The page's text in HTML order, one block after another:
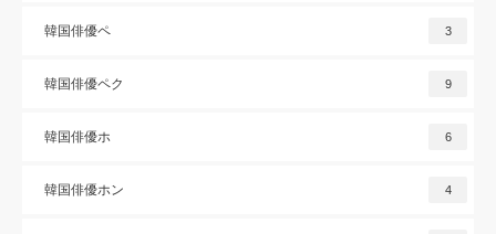
韓国俳優ペ 3
韓国俳優ペク 9
韓国俳優ホ 6
韓国俳優ホン 4